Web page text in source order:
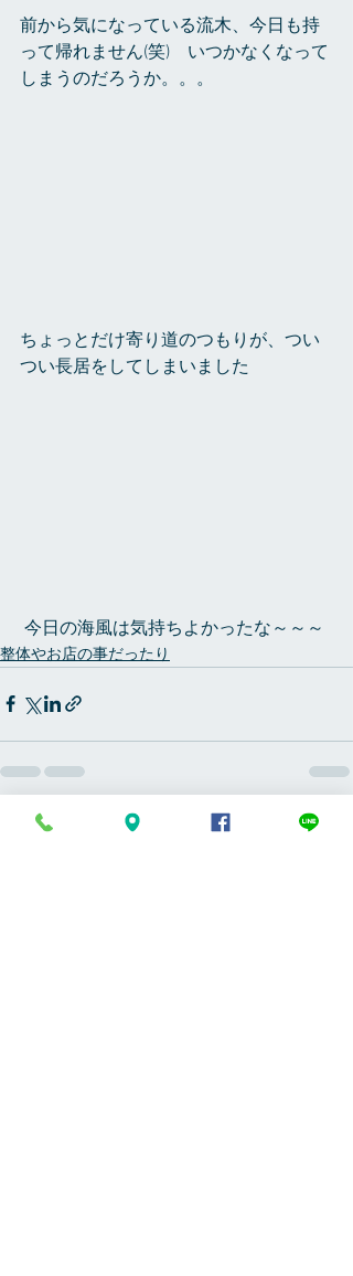
前から気になっている流木、今日も持
って帰れません(笑)　いつかなくなって
しまうのだろうか。。。
ちょっとだけ寄り道のつもりが、つい
つい長居をしてしまいました
今日の海風は気持ちよかったな～～～
整体やお店の事だったり
最新記事 すべて表示